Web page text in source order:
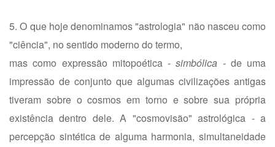
5. O que hoje denominamos "astrologia" não nasceu como
"ciência", no sentido moderno do termo,
mas como expressão mitopoética -simbólica - de uma
impressão de conjunto que algumas civilizações antigas
tiveram sobre o cosmos em torno e sobre sua própria
existência dentro dele. A "cosmovisão" astrológica - a
percepção sintética de alguma harmonia, simultaneidade